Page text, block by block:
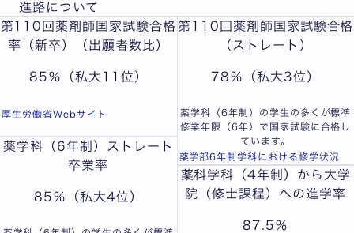
進路について
第110回薬剤師国家試験合格
率（新卒）（出願者数比）
85％（私大11位）
厚生労働省Webサイト
薬学科（6年制）ストレート
卒業率
85％（私大4位）
第110回薬剤師国家試験合格
（ストレート）
78％（私大3位）
薬学科（6年制）の学生の多くが標準
修業年限（6年）で国家試験に合格し
ています。
薬学部6年制学科における修学状況
薬科学科（4年制）から大学
院（修士課程）への進学率
87.5％